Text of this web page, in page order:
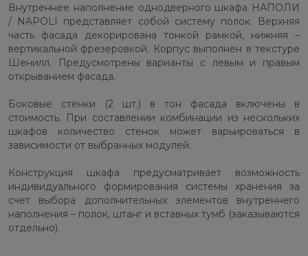
Внутреннее наполнение однодверного шкафа НАПОЛИ
/ NAPOLI представляет собой систему полок. Верхняя
часть фасада декорирована тонкой рамкой, нижняя –
вертикальной фрезеровкой. Корпус выполнен в текстуре
Шенилл. Предусмотрены варианты с левым и правым
открыванием фасада.
Боковые стенки (2 шт.) в тон фасада включены в
стоимость. При составлении комбинации из нескольких
шкафов количество стенок может варьироваться в
зависимости от выбранных модулей.
Конструкция шкафа предусматривает возможность
индивидуального формирования системы хранения за
счет выбора дополнительных элементов внутреннего
наполнения – полок, штанг и вставных тумб (заказываются
отдельно).